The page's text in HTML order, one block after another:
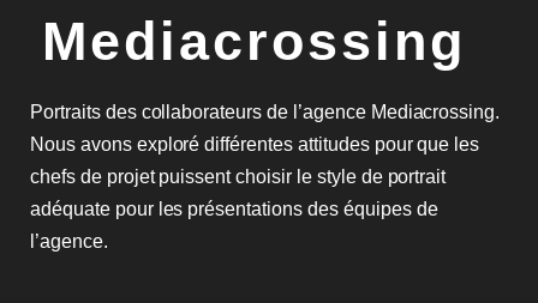
Mediacrossing
Portraits des collaborateurs de l’agence Mediacrossing.
Nous avons exploré différentes attitudes pour que les
chefs de projet puissent choisir le style de portrait
adéquate pour les présentations des équipes de
l’agence.